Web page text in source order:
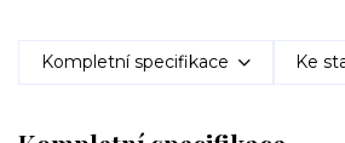
Kompletní specifikace Ke